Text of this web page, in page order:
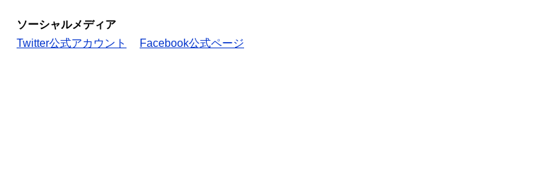
ソーシャルメディア
Twitter公式アカウント
Facebook公式ページ